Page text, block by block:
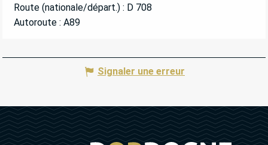
Route (nationale/départ.) : D 708
Autoroute : A89
Signaler une erreur